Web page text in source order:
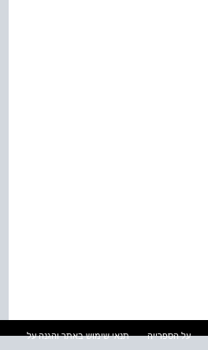
על הספרייה
תנאי שימוש באתר והגנה על